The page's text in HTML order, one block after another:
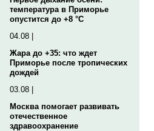
температура в Приморье
опустится до +8 °C
04.08 |
Жара до +35: что ждет
Приморье после тропических
дождей
03.08 |
Москва помогает развивать
отечественное
здравоохранение